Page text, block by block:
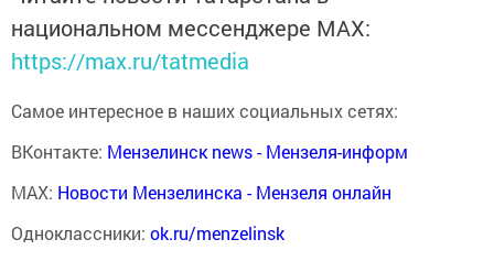
национальном мессенджере MАХ:
https://max.ru/tatmedia
Самое интересное в наших социальных сетях:
ВКонтакте: Мензелинск news - Мензеля-информ
MAX: Новости Мензелинска - Мензеля онлайн
Одноклассники: ok.ru/menzelinsk